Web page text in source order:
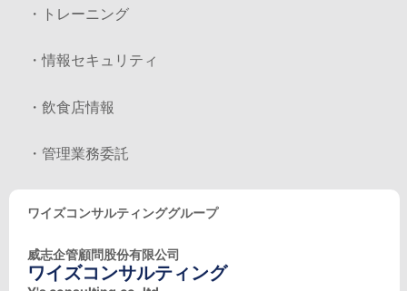
・トレーニング
・情報セキュリティ
・飲食店情報
・管理業務委託
ワイズコンサルティンググループ
威志企管顧問股份有限公司
ワイズコンサルティング